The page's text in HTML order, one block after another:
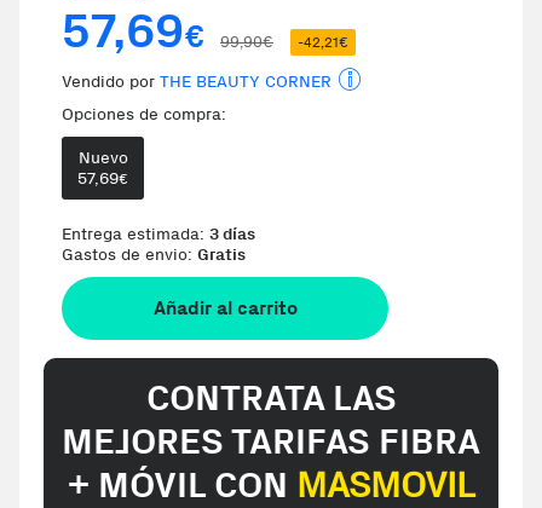
57,69€ 99,90€ -42,21€
Vendido por THE BEAUTY CORNER
Opciones de compra:
Nuevo
57,69€
Entrega estimada: 3 días
Gastos de envio: Gratis
Añadir al carrito
CONTRATA LAS
MEJORES TARIFAS FIBRA
+ MÓVIL CON MASMOVIL